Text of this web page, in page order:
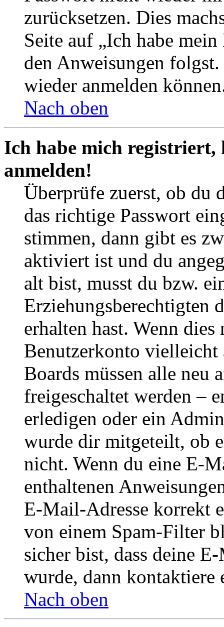
zurücksetzen. Dies
Seite auf „Ich habe
den Anweisungen
wieder anmelden
Nach oben
Ich habe mich
anmelden!
Überprüfe zuerst, ob du
das richtige Passwort
stimmen, dann gibt es
aktiviert ist und du
alt bist, musst du bzw.
Erziehungsberechtigten
erhalten hast. Wenn
Benutzerkonto
Boards müssen alle neu
freigeschaltet werden –
erledigen oder ein
wurde dir mitgeteilt, ob
nicht. Wenn du eine E-
enthaltenen
E-Mail-Adresse korrekt
von einem Spam-Filter
sicher bist, dass deine
wurde, dann kontaktiere
Nach oben